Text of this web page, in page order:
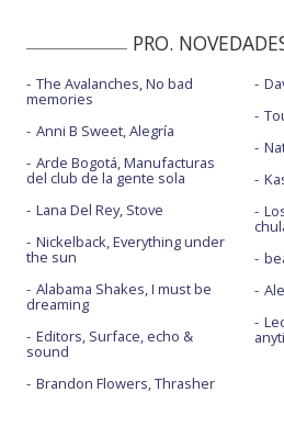
PRO.
The Avalanches, No bad
memories
Anni B Sweet, Alegría
Arde Bogotá, Manufacturas
del club de la gente sola
Lana Del Rey, Stove
Nickelback, Everything under
the sun
Alabama Shakes, I must be
dreaming
Editors, Surface, echo &
sound
Brandon Flowers, Thrasher